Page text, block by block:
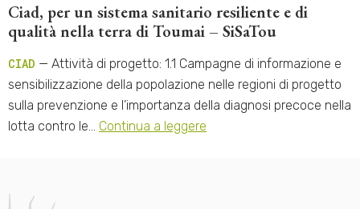
Ciad, per un sistema sanitario resiliente e di
qualità nella terra di Toumai – SiSaTou
CIAD — Attività di progetto: 1.1 Campagne di informazione e
sensibilizzazione della popolazione nelle regioni di progetto
sulla prevenzione e l’importanza della diagnosi precoce nella
lotta contro le… Continua a leggere